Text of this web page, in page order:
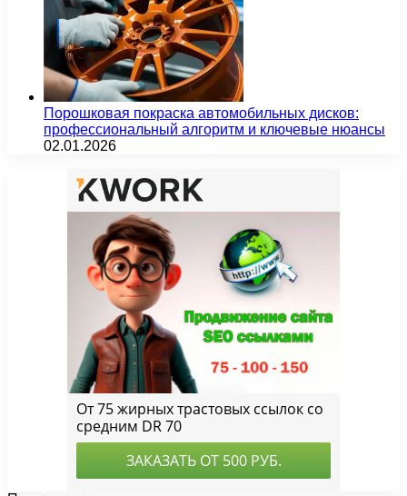
Порошковая покраска автомобильных дисков:
профессиональный алгоритм и ключевые нюансы
02.01.2026